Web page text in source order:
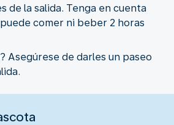
de la salida. Tenga en cuenta
comer ni beber 2 horas
Asegúrese de darles un paseo